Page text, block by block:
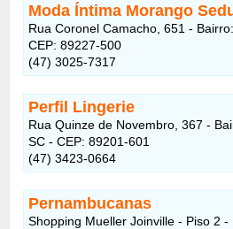
Moda Íntima Morango
Rua Coronel Camacho, 651 -
CEP: 89227-500
(47) 3025-7317
Perfil Lingerie
Rua Quinze de Novembro, 367 -
SC - CEP: 89201-601
(47) 3423-0664
Pernambucanas
Shopping Mueller Joinville - Piso 2